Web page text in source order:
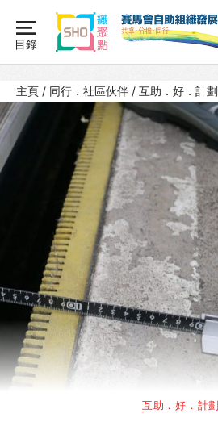
content
目錄
主頁
同行學堂
同行故事館
同行社區伙伴
互助．好．計劃 – 專訪
互助．好．計劃
社區伙伴協作計劃
成為同行伙伴
互助傳承計劃
主頁 / 同行．社區伙伴 / 互助．好．計劃
互助．好．計劃